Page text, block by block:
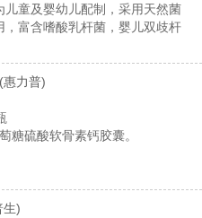
儿童及婴幼儿配制，采用天然菌
富含嗜酸乳杆菌，婴儿双歧杆
(惠力普)
糖硫酸软骨素钙胶囊。
生)